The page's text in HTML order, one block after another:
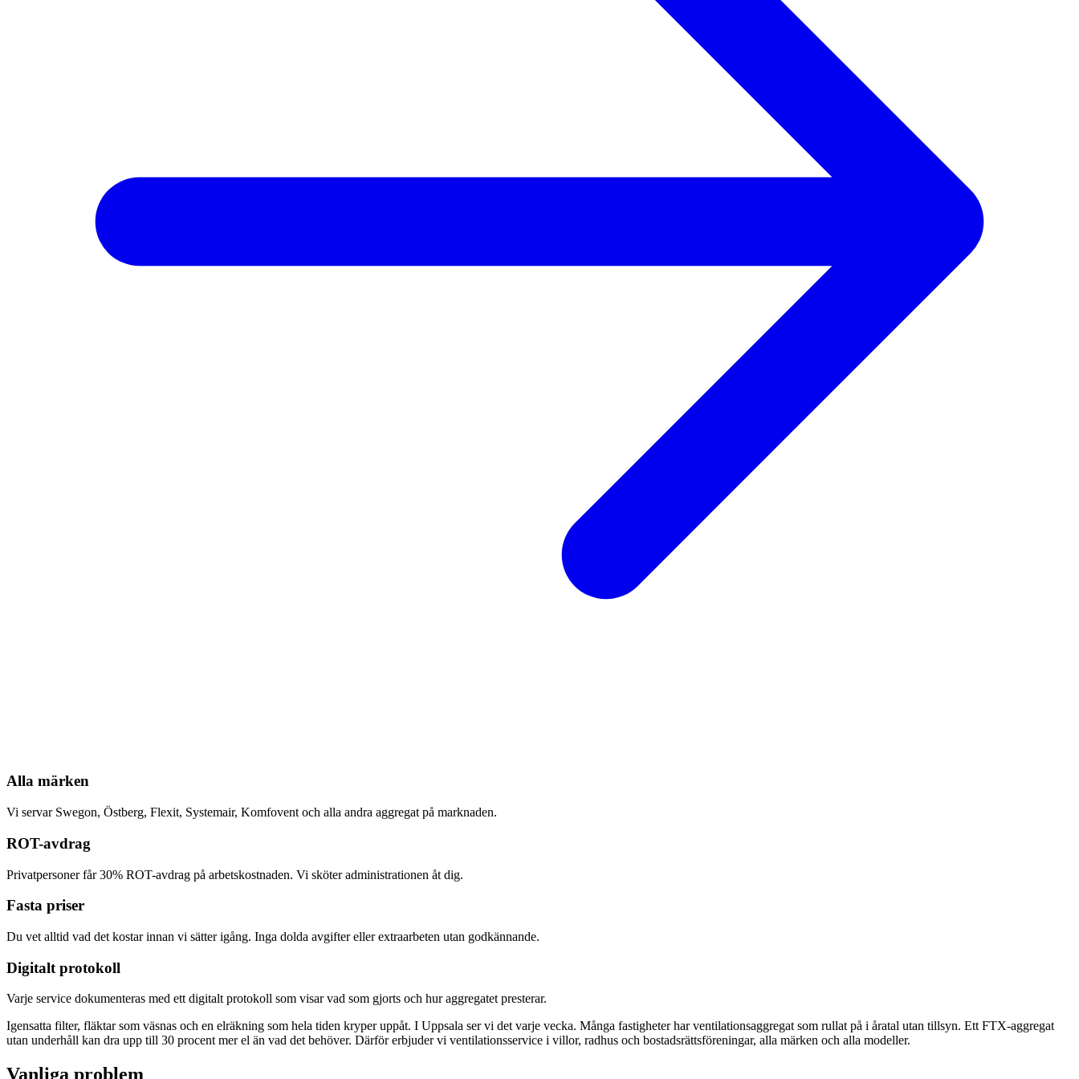
Alla märken
Vi servar Swegon, Östberg, Flexit, Systemair, Komfovent och alla andra aggregat på marknaden.
ROT-avdrag
Privatpersoner får 30% ROT-avdrag på arbetskostnaden. Vi sköter administrationen åt dig.
Fasta priser
Du vet alltid vad det kostar innan vi sätter igång. Inga dolda avgifter eller extraarbeten utan godkännande.
Digitalt protokoll
Varje service dokumenteras med ett digitalt protokoll som visar vad som gjorts och hur aggregatet presterar.
Igensatta filter, fläktar som väsnas och en elräkning som hela tiden kryper uppåt. I Uppsala ser vi det varje vecka. Många fastigheter har ventilationsaggregat som rullat på i åratal utan tillsyn. Ett FTX-aggregat
utan underhåll kan dra upp till 30 procent mer el än vad det behöver. Därför erbjuder vi ventilationsservice i villor, radhus och bostadsrättsföreningar, alla märken och alla modeller.
Vanliga problem